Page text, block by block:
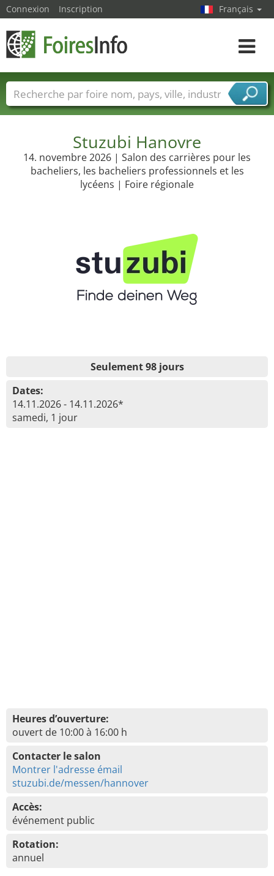
Stuzubi Hanovre
14. novembre 2026 | Salon des carrières pour les
bacheliers, les bacheliers professionnels et les
lycéens | Foire régionale
Seulement 98 jours
Dates:
14.11.2026 - 14.11.2026*
samedi, 1 jour
Heures d’ouverture:
ouvert de 10:00 à 16:00 h
Contacter le salon
Montrer l'adresse émail
stuzubi.de/messen/hannover
Accès:
événement public
Rotation:
annuel
Connexion Inscription Français
Toggle
Foire noms Pays Villes
Secteurs de foire